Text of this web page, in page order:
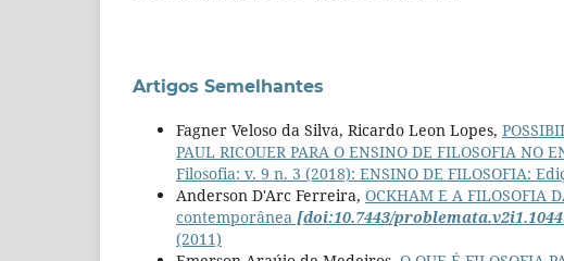
Artigos Semelhantes
Fagner Veloso da Silva, Ricardo Leon Lopes,
PAUL RICOUER PARA O ENSINO DE FILOSOFIA NO
Filosofia: v. 9 n. 3 (2018): ENSINO DE FILOSOFIA:
Anderson D'Arc Ferreira, OCKHAM E A FILOSOFIA
contemporânea [doi:10.7443/
(2011)